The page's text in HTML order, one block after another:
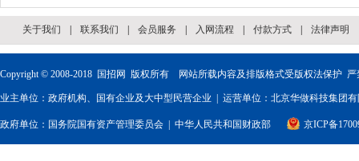
关于我们 联系我们 会员服务 入网流程 付款方式 法律声明
Copyright © 2008-2018 国招网 版权所有 网站所载内容及排版格式受版权法保护 严
业主单位：政府机构、国有企业及大中型民营企业 | 运营单位：北京华做科技集团
政府单位： 国务院国有资产管理委员会 中华人民共和国财政部 京ICP备